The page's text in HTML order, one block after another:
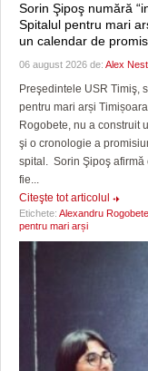
Sorin Şipoş numără
Spitalul pentru mari
un calendar de
06 august 2026 de: Alex
Preşedintele USR Timiş,
pentru mari arși
Rogobete, nu a construit
şi o cronologie a
spital. Sorin Şipoş afirmă
fie...
Citeşte tot articolul
Etichete: Alexandru Rogobete
pentru mari arși